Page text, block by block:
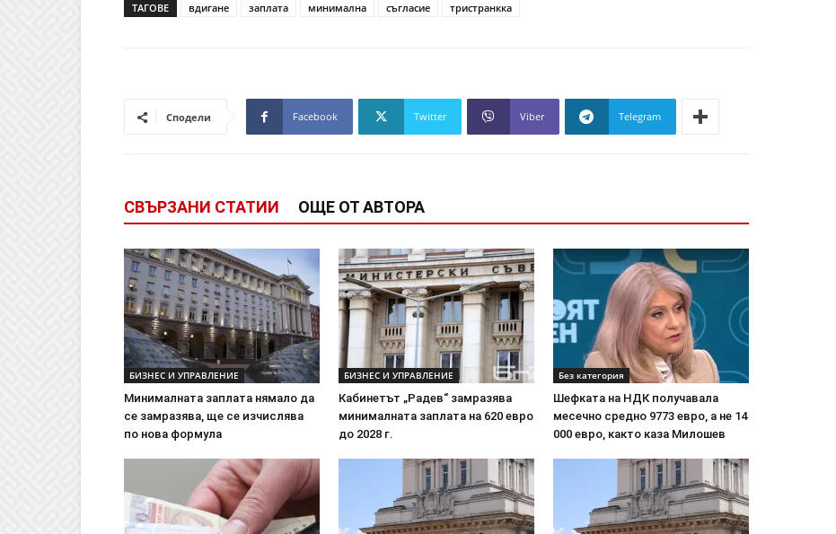
ТАГОВЕ вдигане заплата минимална съгласие тристранкка
Сподели Facebook Twitter Viber Telegram
СВЪРЗАНИ СТАТИИ ОЩЕ ОТ АВТОРА
БИЗНЕС И УПРАВЛЕНИЕ
Минималната заплата нямало да
се замразява, ще се изчислява
по нова формула
БИЗНЕС И УПРАВЛЕНИЕ
Кабинетът „Радев“ замразява
минималната заплата на 620 евро
до 2028 г.
Без категория
Шефката на НДК получавала
месечно средно 9773 евро, а не 14
000 евро, както каза Милошев